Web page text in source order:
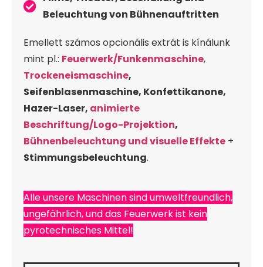
Beleuchtung von Bühnenauftritten
Emellett számos opcionális extrát is kínálunk
mint pl.: Feuerwerk/Funkenmaschine,
Trockeneismaschine,
Seifenblasenmaschine, Konfettikanone,
Hazer-Laser, animierte
Beschriftung/Logo-Projektion,
Bühnenbeleuchtung und visuelle Effekte +
Stimmungsbeleuchtung.
Alle unsere Maschinen sind umweltfreundlich,
ungefährlich, und das Feuerwerk ist kein
pyrotechnisches Mittel!